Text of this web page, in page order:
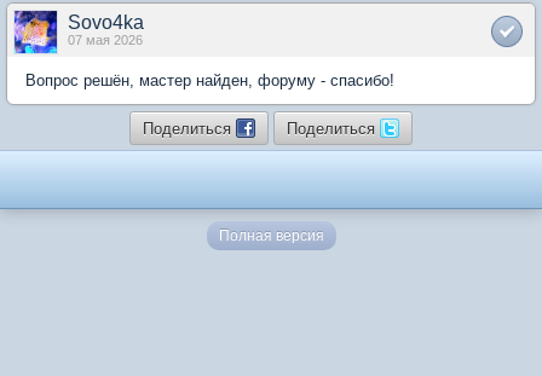
Sovo4ka
07 мая 2026
Вопрос решён, мастер найден, форуму - спасибо!
Поделиться Поделиться
Полная версия